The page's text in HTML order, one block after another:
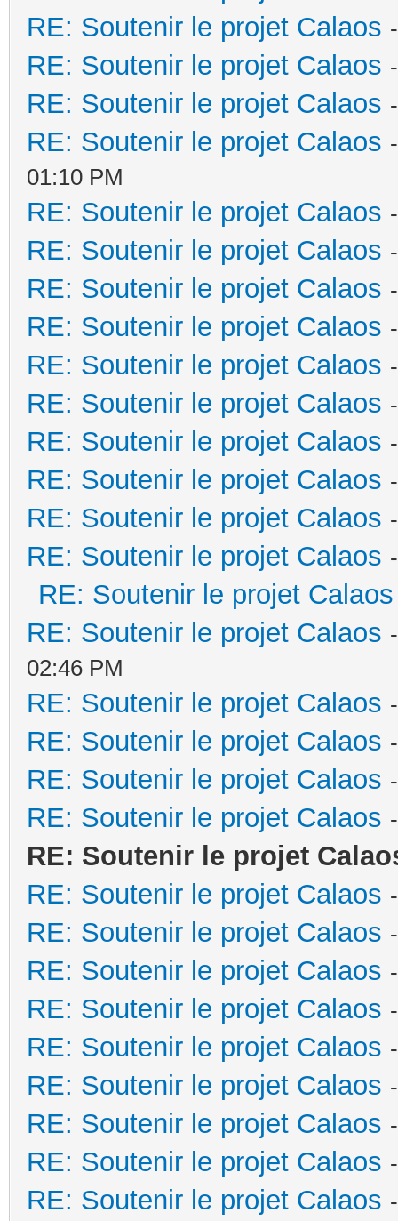
RE: Soutenir le projet Calaos
RE: Soutenir le projet Calaos
RE: Soutenir le projet Calaos
RE: Soutenir le projet Calaos
01:10 PM
RE: Soutenir le projet Calaos
RE: Soutenir le projet Calaos
RE: Soutenir le projet Calaos
RE: Soutenir le projet Calaos
RE: Soutenir le projet Calaos
RE: Soutenir le projet Calaos
RE: Soutenir le projet Calaos
RE: Soutenir le projet Calaos
RE: Soutenir le projet Calaos
RE: Soutenir le projet Calaos
RE: Soutenir le projet Calaos
RE: Soutenir le projet Calaos
02:46 PM
RE: Soutenir le projet Calaos
RE: Soutenir le projet Calaos
RE: Soutenir le projet Calaos
RE: Soutenir le projet Calaos
RE: Soutenir le projet
RE: Soutenir le projet Calaos
RE: Soutenir le projet Calaos
RE: Soutenir le projet Calaos
RE: Soutenir le projet Calaos
RE: Soutenir le projet Calaos
RE: Soutenir le projet Calaos
RE: Soutenir le projet Calaos
RE: Soutenir le projet Calaos
RE: Soutenir le projet Calaos